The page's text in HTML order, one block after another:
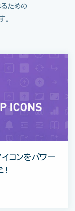
るための
。
コンをパワー